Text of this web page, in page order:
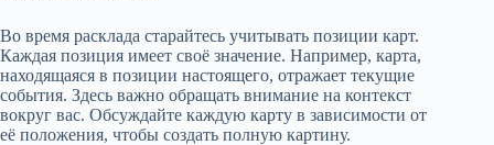
Во время расклада старайтесь учитывать позиции карт.
Каждая позиция имеет своё значение. Например, карта,
находящаяся в позиции настоящего, отражает текущие
события. Здесь важно обращать внимание на контекст
вокруг вас. Обсуждайте каждую карту в зависимости от
её положения, чтобы создать полную картину.